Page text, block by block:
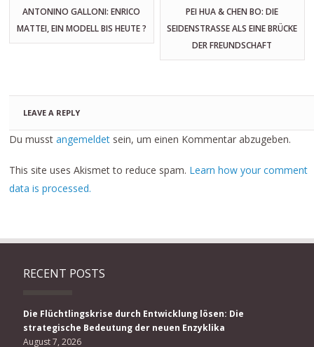
ANTONINO GALLONI: ENRICO
MATTEI, EIN MODELL BIS HEUTE ?
PEI HUA & CHEN BO: DIE
SEIDENSTRASSE ALS EINE BRÜCKE D
ER FREUNDSCHAFT
LEAVE A REPLY
Du musstangemeldet sein, um einen Kommentar abzugeben.
This site uses Akismet to reduce spam. Learn how your comment
data is processed.
RECENT POSTS
Die Flüchtlingskrise durch Entwicklung lösen: Die
strategische Bedeutung der neuen Enzyklika
August 7, 2026